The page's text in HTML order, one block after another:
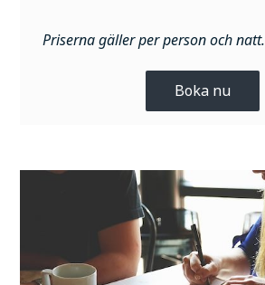
Priserna gäller per person och natt.
Boka nu